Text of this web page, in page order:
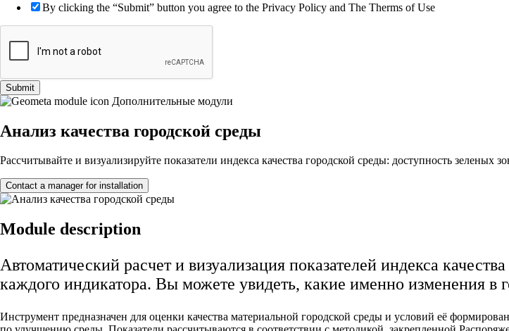
By clicking the “Submit” button you agree to the Privacy Policy and The Therms of Use
Submit
Дополнительные модули
Анализ качества городской среды
Рассчитывайте и визуализируйте показатели индекса качества городской среды: доступность зеленых
Contact a manager for installation
Module description
Автоматический расчет и визуализация показателей индекса
каждого индикатора. Вы можете увидеть, какие именно изменения в
Инструмент предназначен для оценки качества материальной городской среды и условий её